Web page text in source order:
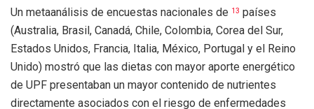
Un metaanálisis de encuestas nacionales de 13 países
(Australia, Brasil, Canadá, Chile, Colombia, Corea del Sur,
Estados Unidos, Francia, Italia, México, Portugal y el Reino
Unido) mostró que las dietas con mayor aporte energético
de UPF presentaban un mayor contenido de nutrientes
directamente asociados con el riesgo de enfermedades